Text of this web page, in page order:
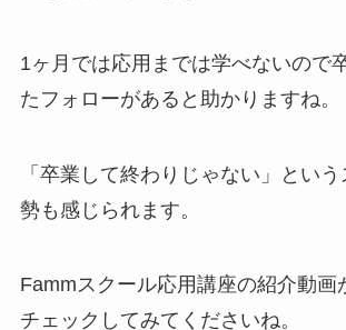
1ヶ月では応用までは学べないので
たフォローがあると助かりますね。
「卒業して終わりじゃない」とい
勢も感じられます。
Fammスクール応用講座の紹介動画
チェックしてみてくださいね。